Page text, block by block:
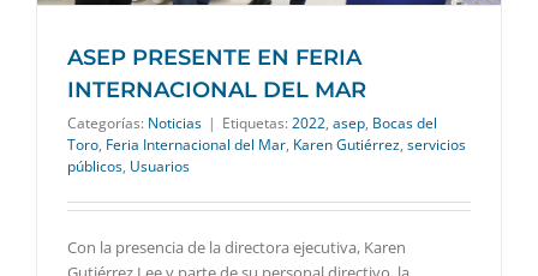
ASEP PRESENTE EN FERIA
INTERNACIONAL DEL MAR
Categorías: Noticias | Etiquetas: 2022, asep, Bocas del
Toro, Feria Internacional del Mar, Karen Gutiérrez, servicios
públicos, Usuarios
Con la presencia de la directora ejecutiva, Karen